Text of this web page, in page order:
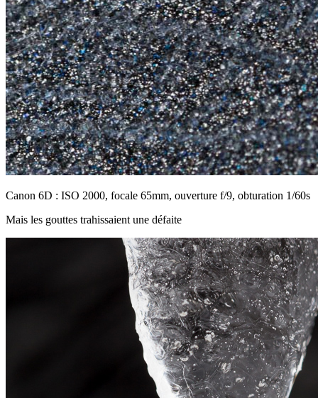
Canon 6D : ISO 2000, focale 65mm, ouverture f/9, obturation 1/60s
Mais les gouttes trahissaient une défaite